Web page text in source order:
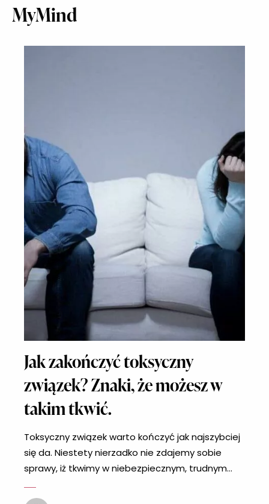
MyMind
Jak zakończyć toksyczny
związek? Znaki, że możesz w
takim tkwić.
Toksyczny związek warto kończyć jak najszybciej
się da. Niestety nierzadko nie zdajemy sobie
sprawy, iż tkwimy w niebezpiecznym, trudnym
związku, który nie powinien już trwać. Po czym
możesz poznać, iż Twój obecny związek zamiast